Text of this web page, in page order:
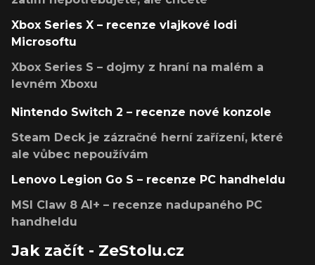
Xbox Series X – recenze vlajkové lodi
Microsoftu
Xbox Series S – dojmy z hraní na malém a
levném Xboxu
Nintendo Switch 2 – recenze nové konzole
Steam Deck je zázračné herní zařízení, které
ale vůbec nepoužívám
Lenovo Legion Go S – recenze PC handheldu
MSI Claw 8 AI+ – recenze nadupaného PC
handheldu
Jak začít - ZeStolu.cz